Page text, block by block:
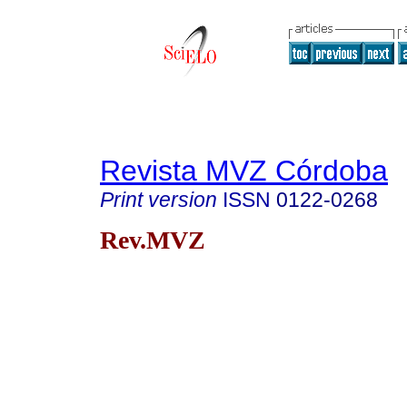
Revista MVZ Córdoba
Print version ISSN 0122-0268
Rev.MVZ